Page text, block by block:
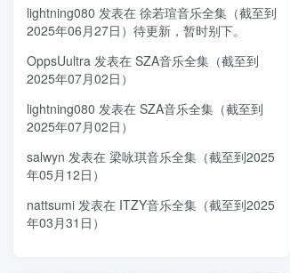
lightning080 发表在 徐若瑄音乐全集（截至到
2025年06月27日）待更新，暂时别下。
OppsUultra 发表在 SZA音乐全集（截至到
2025年07月02日）
lightning080 发表在 SZA音乐全集（截至到
2025年07月02日）
salwyn 发表在 梁咏琪音乐全集（截至到2025
年05月12日）
nattsumi 发表在 ITZY音乐全集（截至到2025
年03月31日）